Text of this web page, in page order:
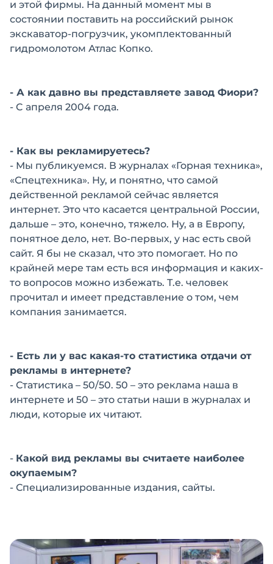
и этой фирмы. На данный момент мы в
состоянии поставить на российский рынок
экскаватор-погрузчик, укомплектованный
гидромолотом Атлас Копко.
- А как давно вы представляете завод Фиори?
- C апреля 2004 года.
- Как вы рекламируетесь?
- Мы публикуемся. В журналах «Горная техника»,
«Спецтехника». Ну, и понятно, что самой
действенной рекламой сейчас является
интернет. Это что касается центральной России,
дальше – это, конечно, тяжело. Ну, а в Европу,
понятное дело, нет. Во-первых, у нас есть свой
сайт. Я бы не сказал, что это помогает. Но по
крайней мере там есть вся информация и каких-
то вопросов можно избежать. Т.е. человек
прочитал и имеет представление о том, чем
компания занимается.
- Есть ли у вас какая-то статистика отдачи от
рекламы в интернете?
- Статистика – 50/50. 50 – это реклама наша в
интернете и 50 – это статьи наши в журналах и
люди, которые их читают.
- Какой вид рекламы вы считаете наиболее
окупаемым?
- Специализированные издания, сайты.